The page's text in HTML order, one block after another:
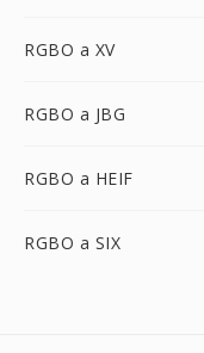
RGBO a XV
RGBO a JBG
RGBO a HEIF
RGBO a SIX